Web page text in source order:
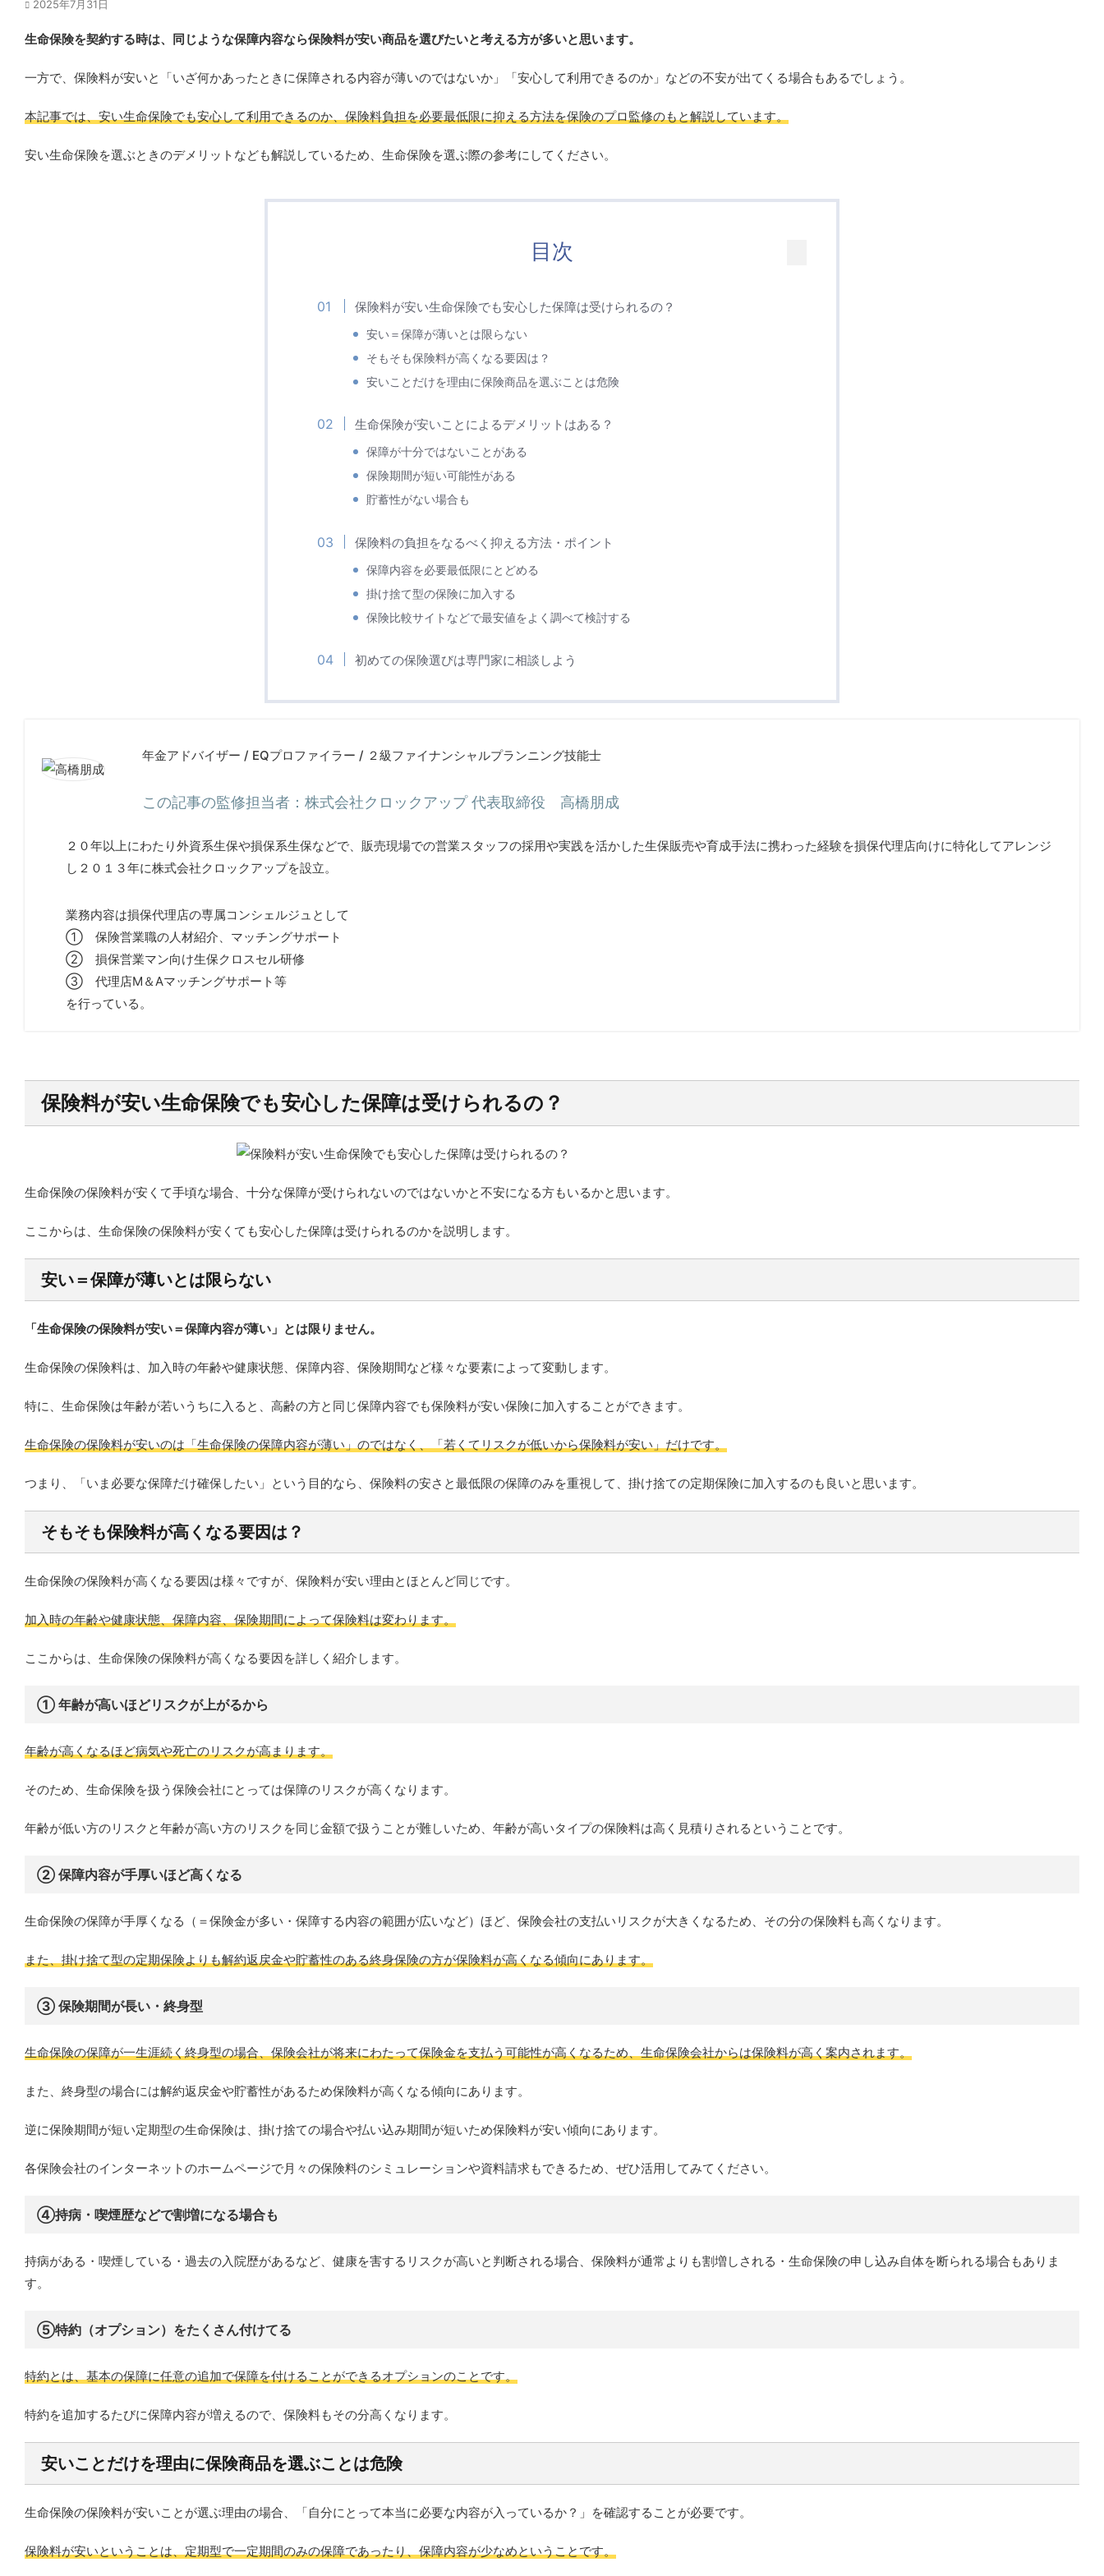
2025年7月31日
生命保険を契約する時は、同じような保障内容なら保険料が安い商品を選びたいと考える方が多いと思います。
一方で、保険料が安いと「いざ何かあったときに保障される内容が薄いのではないか」「安心して利用できるのか」などの不安が出てくる場合もあるでしょう。
本記事では、安い生命保険でも安心して利用できるのか、保険料負担を必要最低限に抑える方法を保険のプロ監修のもと解説しています。
安い生命保険を選ぶときのデメリットなども解説しているため、生命保険を選ぶ際の参考にしてください。
目次
保険料が安い生命保険でも安心した保障は受けられるの？
安い＝保障が薄いとは限らない
そもそも保険料が高くなる要因は？
安いことだけを理由に保険商品を選ぶことは危険
生命保険が安いことによるデメリットはある？
保障が十分ではないことがある
保険期間が短い可能性がある
貯蓄性がない場合も
保険料の負担をなるべく抑える方法・ポイント
保障内容を必要最低限にとどめる
掛け捨て型の保険に加入する
保険比較サイトなどで最安値をよく調べて検討する
初めての保険選びは専門家に相談しよう
年金アドバイザー / EQプロファイラー / ２級ファイナンシャルプランニング技能士
この記事の監修担当者：株式会社クロックアップ 代表取締役 高橋朋成
２０年以上にわたり外資系生保や損保系生保などで、販売現場での営業スタッフの採用や実践を活かした生保販売や育成手法に携わった経験を損保代理店向けに特化してアレンジ
し２０１３年に株式会社クロックアップを設立。
業務内容は損保代理店の専属コンシェルジュとして
① 保険営業職の人材紹介、マッチングサポート
② 損保営業マン向け生保クロスセル研修
③ 代理店M＆Aマッチングサポート等
を行っている。
保険料が安い生命保険でも安心した保障は受けられるの？
生命保険の保険料が安くて手頃な場合、十分な保障が受けられないのではないかと不安になる方もいるかと思います。
ここからは、生命保険の保険料が安くても安心した保障は受けられるのかを説明します。
安い＝保障が薄いとは限らない
「生命保険の保険料が安い＝保障内容が薄い」とは限りません。
生命保険の保険料は、加入時の年齢や健康状態、保障内容、保険期間など様々な要素によって変動します。
特に、生命保険は年齢が若いうちに入ると、高齢の方と同じ保障内容でも保険料が安い保険に加入することができます。
生命保険の保険料が安いのは「生命保険の保障内容が薄い」のではなく、「若くてリスクが低いから保険料が安い」だけです。
つまり、「いま必要な保障だけ確保したい」という目的なら、保険料の安さと最低限の保障のみを重視して、掛け捨ての定期保険に加入するのも良いと思います。
そもそも保険料が高くなる要因は？
生命保険の保険料が高くなる要因は様々ですが、保険料が安い理由とほとんど同じです。
加入時の年齢や健康状態、保障内容、保険期間によって保険料は変わります。
ここからは、生命保険の保険料が高くなる要因を詳しく紹介します。
① 年齢が高いほどリスクが上がるから
年齢が高くなるほど病気や死亡のリスクが高まります。
そのため、生命保険を扱う保険会社にとっては保障のリスクが高くなります。
年齢が低い方のリスクと年齢が高い方のリスクを同じ金額で扱うことが難しいため、年齢が高いタイプの保険料は高く見積りされるということです。
② 保障内容が手厚いほど高くなる
生命保険の保障が手厚くなる（＝保険金が多い・保障する内容の範囲が広いなど）ほど、保険会社の支払いリスクが大きくなるため、その分の保険料も高くなります。
また、掛け捨て型の定期保険よりも解約返戻金や貯蓄性のある終身保険の方が保険料が高くなる傾向にあります。
③ 保険期間が長い・終身型
生命保険の保障が一生涯続く終身型の場合、保険会社が将来にわたって保険金を支払う可能性が高くなるため、生命保険会社からは保険料が高く案内されます。
また、終身型の場合には解約返戻金や貯蓄性があるため保険料が高くなる傾向にあります。
逆に保険期間が短い定期型の生命保険は、掛け捨ての場合や払い込み期間が短いため保険料が安い傾向にあります。
各保険会社のインターネットのホームページで月々の保険料のシミュレーションや資料請求もできるため、ぜひ活用してみてください。
④持病・喫煙歴などで割増になる場合も
持病がある・喫煙している・過去の入院歴があるなど、健康を害するリスクが高いと判断される場合、保険料が通常よりも割増しされる・生命保険の申し込み自体を断られる場合もありま
す。
⑤特約（オプション）をたくさん付けてる
特約とは、基本の保障に任意の追加で保障を付けることができるオプションのことです。
特約を追加するたびに保障内容が増えるので、保険料もその分高くなります。
安いことだけを理由に保険商品を選ぶことは危険
生命保険の保険料が安いことが選ぶ理由の場合、「自分にとって本当に必要な内容が入っているか？」を確認することが必要です。
保険料が安いということは、定期型で一定期間のみの保障であったり、保障内容が少なめということです。